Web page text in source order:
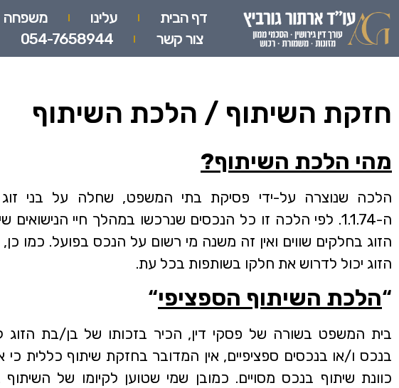
דף הבית עלינו משפחה
צור קשר
054-7658944
חזקת השיתוף / הלכת השיתוף
מהי הלכת השיתוף?
הלכה שנוצרה על-ידי פסיקת בתי המשפט, שחלה על בני זוג
ה-1.1.74. לפי הלכה זו כל הנכסים שנרכשו במהלך חיי הנישואים
הזוג בחלקים שווים ואין זה משנה מי רשום על הנכס בפועל. כמו
הזוג יכול לדרוש את חלקו בשותפות בכל עת.
“הלכת השיתוף הספציפי“
בית המשפט בשורה של פסקי דין, הכיר בזכותו של בן/בת הזוג
בנכס ו/או בנכסים ספציפיים, אין המדובר בחזקת שיתוף כללית
כוונת שיתוף בנכס מסויים. כמובן שמי שטוען לקיומו של